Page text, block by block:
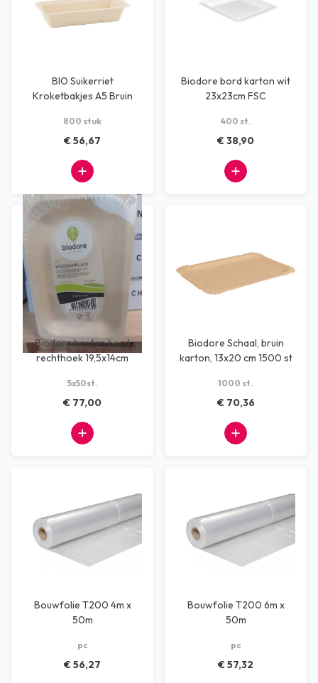
BIO Suikerriet
Kroketbakjes A5 Bruin
800 stuk
€ 56,67
Biodore bord karton wit
23x23cm FSC
400 st.
€ 38,90
Biodore houten bord
rechthoek 19,5x14cm
5x50st.
€ 77,00
Biodore Schaal, bruin
karton, 13x20 cm 1500 st
1000 st.
€ 70,36
Bouwfolie T200 4m x
50m
pc
€ 56,27
Bouwfolie T200 6m x
50m
pc
€ 57,32